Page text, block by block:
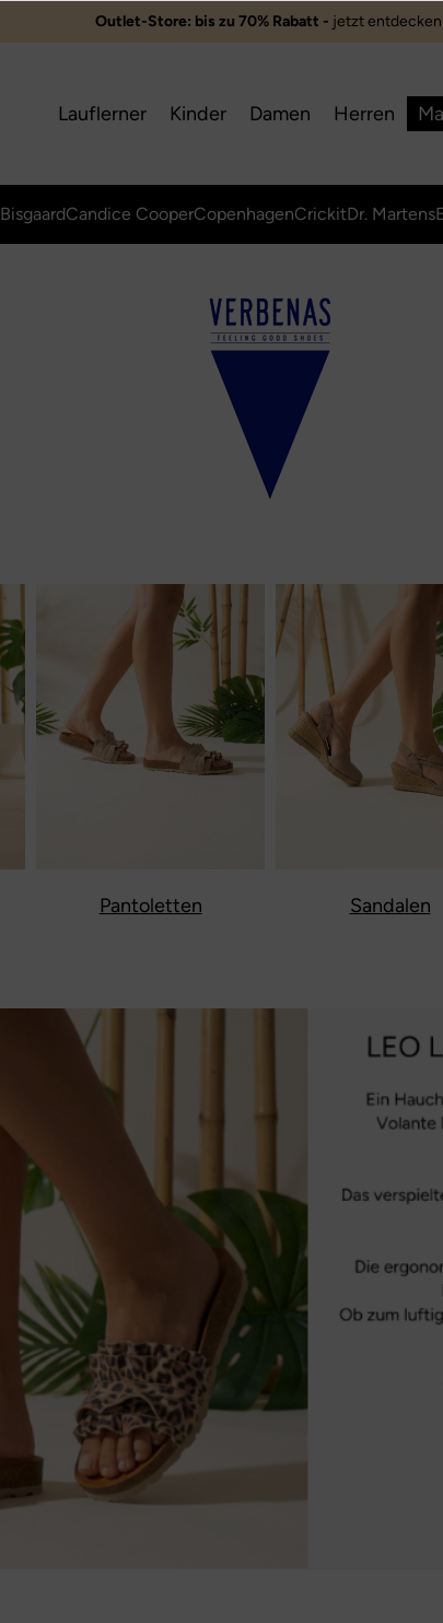
Outlet-Store: bis zu 70% Rabatt - jetzt entdecken ️
Lauflerner Kinder Damen Herren
BisgaardCandice CooperCopenhagenCrickitDr. Martens
Pantoletten Sandalen